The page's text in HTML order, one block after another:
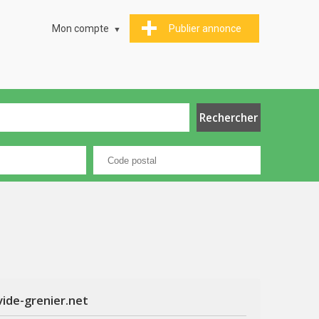
Publier annonce
Mon compte
grenier.net